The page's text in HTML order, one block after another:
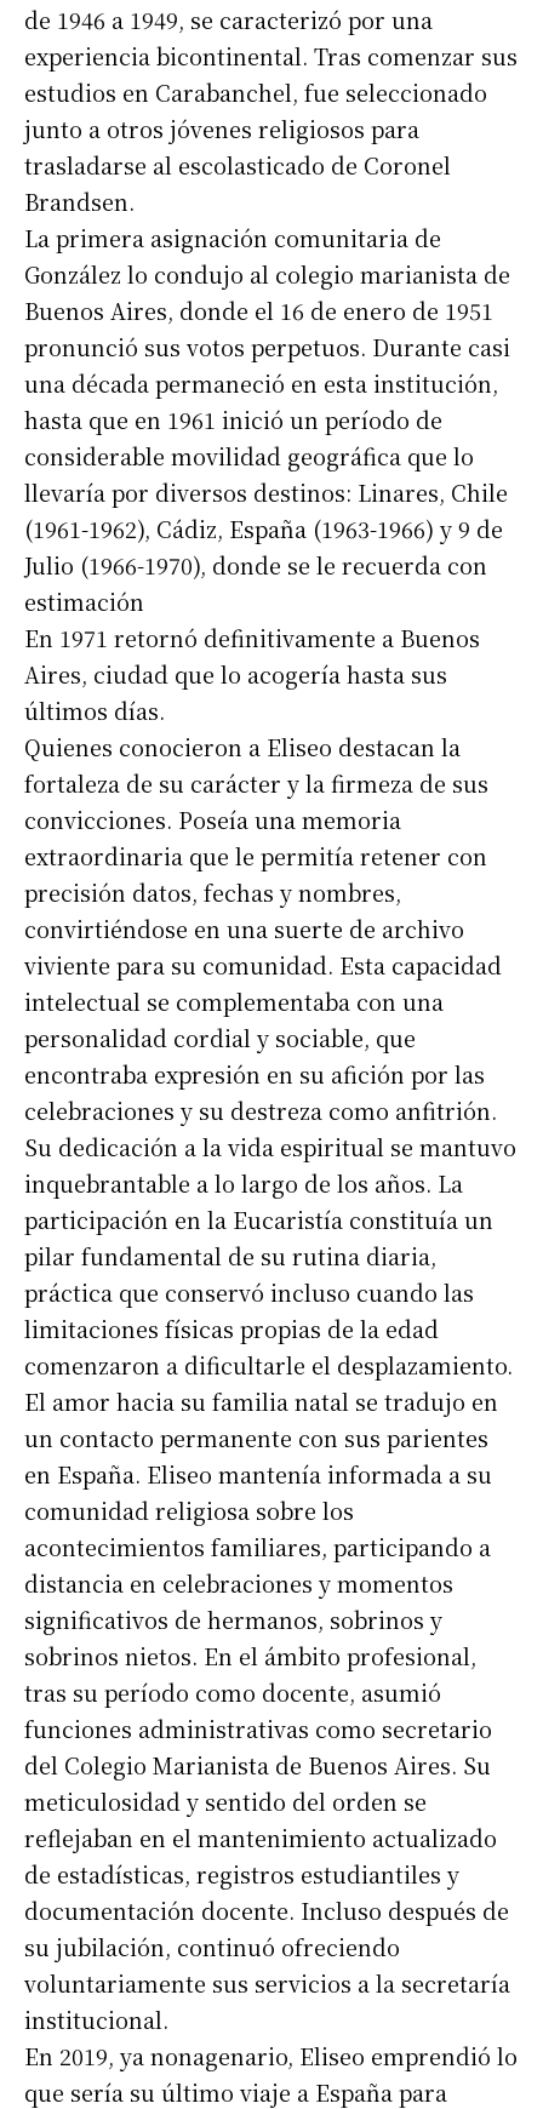
Nombre
Apellidos
de 1946 a 1949, se caracterizó por una
experiencia bicontinental. Tras comenzar sus
estudios en Carabanchel, fue seleccionado
junto a otros jóvenes religiosos para
trasladarse al escolasticado de Coronel
Brandsen.
La primera asignación comunitaria de
González lo condujo al colegio marianista de
Buenos Aires, donde el 16 de enero de 1951
pronunció sus votos perpetuos. Durante casi
una década permaneció en esta institución,
hasta que en 1961 inició un período de
considerable movilidad geográfica que lo
llevaría por diversos destinos: Linares, Chile
(1961-1962), Cádiz, España (1963-1966) y 9 de
Julio (1966-1970), donde se le recuerda con
estimación
En 1971 retornó definitivamente a Buenos
Aires, ciudad que lo acogería hasta sus
últimos días.
Quienes conocieron a Eliseo destacan la
fortaleza de su carácter y la firmeza de sus
convicciones. Poseía una memoria
extraordinaria que le permitía retener con
precisión datos, fechas y nombres,
convirtiéndose en una suerte de archivo
viviente para su comunidad. Esta capacidad
intelectual se complementaba con una
personalidad cordial y sociable, que
encontraba expresión en su afición por las
celebraciones y su destreza como anfitrión.
Su dedicación a la vida espiritual se mantuvo
inquebrantable a lo largo de los años. La
participación en la Eucaristía constituía un
pilar fundamental de su rutina diaria,
práctica que conservó incluso cuando las
limitaciones físicas propias de la edad
comenzaron a dificultarle el desplazamiento.
El amor hacia su familia natal se tradujo en
un contacto permanente con sus parientes
en España. Eliseo mantenía informada a su
comunidad religiosa sobre los
acontecimientos familiares, participando a
distancia en celebraciones y momentos
significativos de hermanos, sobrinos y
sobrinos nietos. En el ámbito profesional,
tras su período como docente, asumió
funciones administrativas como secretario
del Colegio Marianista de Buenos Aires. Su
meticulosidad y sentido del orden se
reflejaban en el mantenimiento actualizado
de estadísticas, registros estudiantiles y
documentación docente. Incluso después de
su jubilación, continuó ofreciendo
voluntariamente sus servicios a la secretaría
institucional.
En 2019, ya nonagenario, Eliseo emprendió lo
que sería su último viaje a España para